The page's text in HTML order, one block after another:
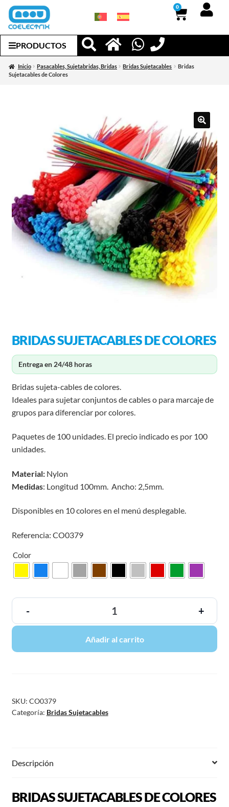
0
PRODUCTOS
Inicio Pasacables, Sujetabridas, Bridas Bridas Sujetacables
Bridas
Sujetacables de Colores
BRIDAS SUJETACABLES DE COLORES
Entrega en 24/48 horas
Bridas sujeta-cables de colores.
Ideales para sujetar conjuntos de cables o para marcaje de
grupos para diferenciar por colores.
Paquetes de 100 unidades. El precio indicado es por 100
unidades.
Material:Nylon
Medidas: Longitud 100mm. Ancho: 2,5mm.
Disponibles en 10 colores en el menú desplegable.
Referencia: CO0379
Color
- +
Añadir al carrito
SKU: CO0379
Categoría: Bridas Sujetacables
Descripción
BRIDAS SUJETACABLES DE COLORES